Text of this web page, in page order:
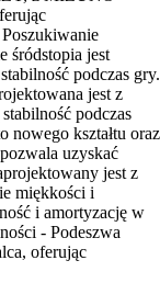
śródstopia jest
podczas gry.
jest z
podczas
nowego kształtu oraz
uzyskać
jest z
miękkości i
i amortyzację w
- Podeszwa
oferując